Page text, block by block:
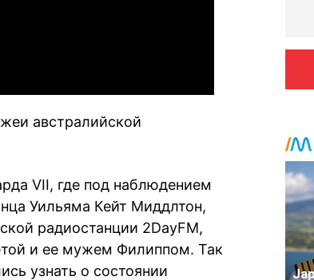
австралийской
VII, где под наблюдением
Уильяма Кейт Миддлтон,
радиостанции 2DayFM,
и ее мужем Филиппом. Так
узнать о состоянии